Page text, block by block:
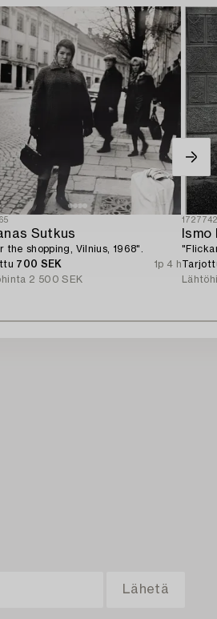
Sutkus
the shopping, Vilnius, 1968".
700 SEK
1p 4 h
2 500 SEK